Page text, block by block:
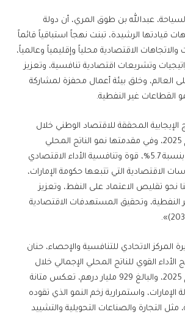
عبدالله بن طوق المري، أن دولة
قيادتها الرشيدة، تبنت نهجاً استباقياً قائماً
الاقتصادية محلياً وإقليمياً وعالمياً،
وتشريعات اقتصادية تنافسية، وتعزيز
العالم، وخلق بيئة أعمال محفزة لمشاركة
القطاعات غير النفطية.
المحققة للاقتصاد الوطني خلال
النصف الأول من عام 2025، وفي مقدمتها نمو الناتج المحلي
الإجمالي غير النفطي بنسبة 5.7%، قوة وتنافسية الأداء الاقتصادي
الاقتصادية التي تتبعها حكومة الإمارات،
نحو تقليص الاعتماد على النفط، وتعزيز
النفطية، وتحقيق المستهدفات الاقتصادية
المركز الاتحادي للتنافسية والإحصاء، حنان
الأداء القوي للناتج المحلي الإجمالي خلال
النصف الأول من عام 2025، والبالغ 929 مليار درهم، تعكس متانة
الإمارات، واستمرارية زخم النمو الذي تقوده
مثل التجارة والصناعات التحويلية والتشييد